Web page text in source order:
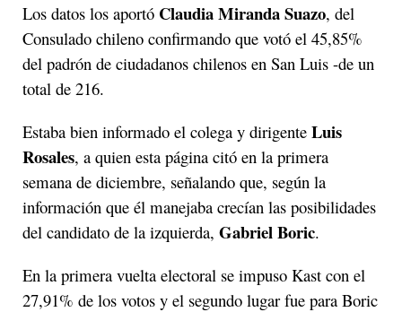
Los datos los aportó Claudia Miranda Suazo, del
Consulado chileno confirmando que votó el 45,85%
del padrón de ciudadanos chilenos en San Luis -de un
total de 216.
Estaba bien informado el colega y dirigente Luis
Rosales, a quien esta página citó en la primera
semana de diciembre, señalando que, según la
información que él manejaba crecían las posibilidades
del candidato de la izquierda, Gabriel Boric.
En la primera vuelta electoral se impuso Kast con el
27,91% de los votos y el segundo lugar fue para Boric